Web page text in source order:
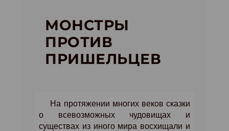
МОНСТРЫ
ПРОТИВ
ПРИШЕЛЬЦЕВ
На протяжении многих веков сказки
о всевозможных чудовищах и
существах из иного мира восхищали и